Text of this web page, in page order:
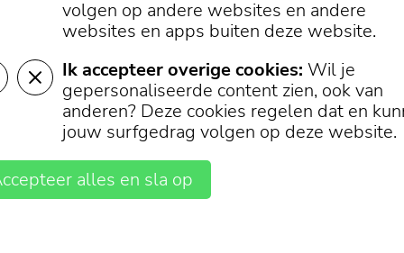
creëren die nodig zijn voor hun verdere ontwikkeling.”
(D66) houdt dat in dat de provincie in de toekomst zal helpen
de mobiliteit, de ruimtelijke indeling voor bedrijven
van infrastructuur zoals het elektriciteitsnet. Berkvens noemt de
komende maatregelen en beleid aan kunnen hangen".
per cluster kijken hoe ze deze het beste kunnen ondersteunen.
ondersteund, is in de omgevingsvisie van de provincie niet
Die wordt volgens dehuidige agenda
volgen op andere websites en andere
websites en apps buiten deze website.
Ik accepteer overige cookies: Wil je
gepersonaliseerde content zien, ook van
anderen? Deze cookies regelen dat en
jouw surfgedrag volgen op deze website.
alles en sla op